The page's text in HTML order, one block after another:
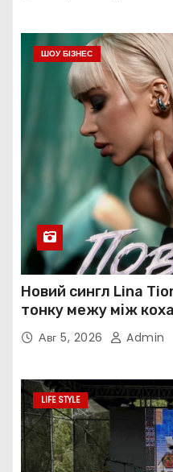
ШОУ БІЗНЕС
Новий сингл Lina
тонку межу між
нав’язливою
Авг 5, 2026 Admin
LIFE STYLE